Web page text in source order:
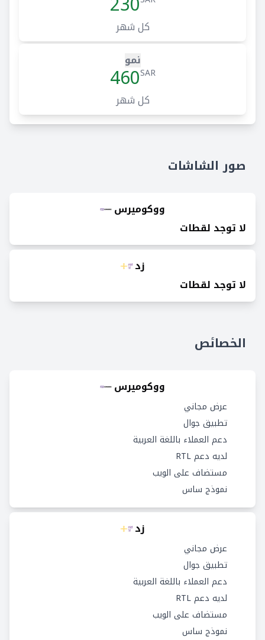
كل شهر
نمو
SAR
460
كل شهر
صور الشاشات
ووكوميرس
لا توجد لقطات
زد
لا توجد لقطات
الخصائص
ووكوميرس
عرض مجاني
تطبيق جوال
دعم العملاء باللغة العربية
لديه دعم RTL
مستضاف على الويب
نموذج ساس
زد
عرض مجاني
تطبيق جوال
دعم العملاء باللغة العربية
لديه دعم RTL
مستضاف على الويب
نموذج ساس